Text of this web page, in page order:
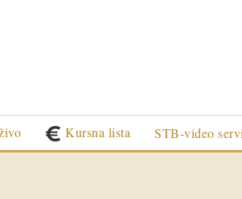
Kursna lista STB-video